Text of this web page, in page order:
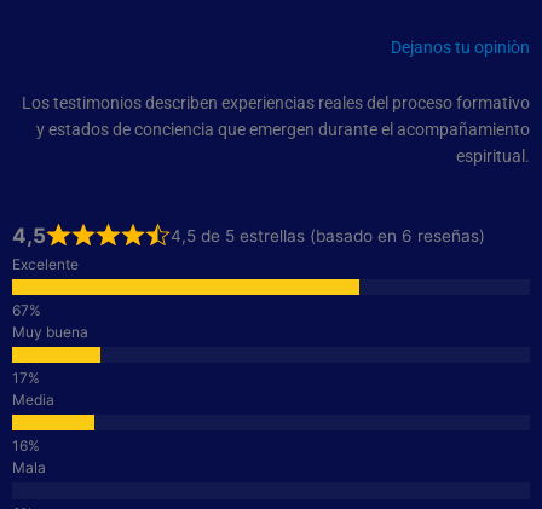
Dejanos tu opiniòn
Los testimonios describen experiencias reales del proceso formativo
y estados de conciencia que emergen durante el acompañamiento
espiritual.
4,5 4,5 de 5 estrellas (basado en 6 reseñas)
Excelente
Muy buena
Media
Mala